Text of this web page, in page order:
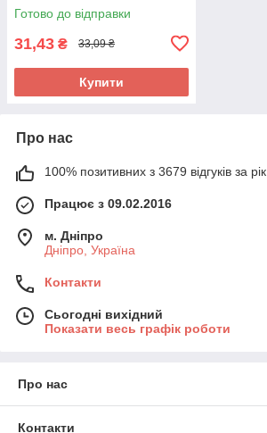
Готово до відправки
31,43 ₴ 33,09 ₴
Купити
Про нас
100% позитивних з 3679 відгуків за рік
Працює з 09.02.2016
м. Дніпро
Дніпро, Україна
Контакти
Сьогодні вихідний
Показати весь графік роботи
Про нас
Контакти